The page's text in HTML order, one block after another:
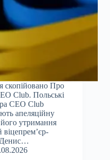
скопійовано Про
Club. Польські
CEO Club
апеляційну
утримання
Денис…